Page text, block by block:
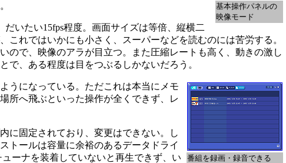
基本操作パネルの
映像モード
いたい15fps程度。画面サイズは等倍、縦横二
れではいかにも小さく、スーパーなどを読むのには苦労する。
ので、映像のアラが目立つ。また圧縮レートも高く、動きの激し
で、ある程度は目をつぶるしかないだろう。
番組を録画・録音できる
うになっている。ただこれは本当にメモ
所へ飛ぶといった操作が全くできず、レ
に固定されており、変更はできない。し
トールは容量に余裕のあるデータドライ
ーナを装着していないと再生できず、い